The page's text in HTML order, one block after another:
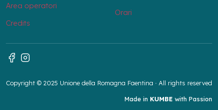
Area operatori
Credits
Orari
Copyright © 2025 Unione della Romagna Faentina · All rights reserved
Made in KUMBE with Passion